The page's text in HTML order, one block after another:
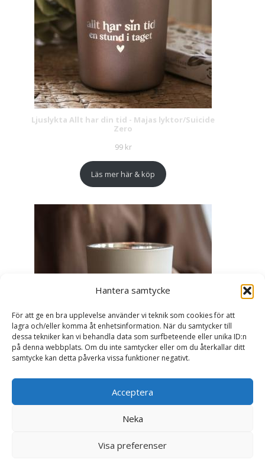
Hantera samtycke
För att ge en bra upplevelse använder vi teknik som cookies för att
lagra och/eller komma åt enhetsinformation. När du samtycker till
dessa tekniker kan vi behandla data som surfbeteende eller unika ID:n
på denna webbplats. Om du inte samtycker eller om du återkallar ditt
samtycke kan detta påverka vissa funktioner negativt.
Acceptera
Neka
Visa preferenser
Ljuslykta Allt har din tid - Majas lyktor/Suicide
Zero
99 kr
Läs mer här & köp
Ljuslykta Älskade Farmor - Majas lyktor/
Barncancerfonden
99kr
Läs mer här & köp